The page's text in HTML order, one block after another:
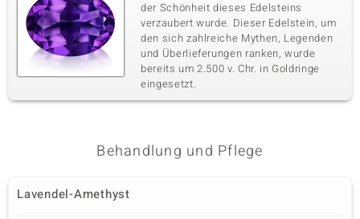
der Schönheit dieses Edelsteins
verzaubert wurde. Dieser Edelstein, um
den sich zahlreiche Mythen, Legenden
und Überlieferungen ranken, wurde
bereits um 2.500 v. Chr. in Goldringe
eingesetzt.
Behandlung und Pflege
Lavendel-Amethyst